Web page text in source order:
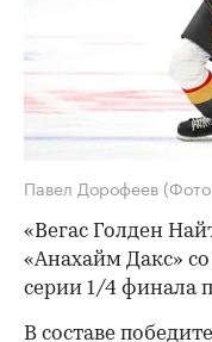
Павел Дорофеев
«Вегас Голден
«Анахайм Дакс»
серии 1/4 финала
В составе